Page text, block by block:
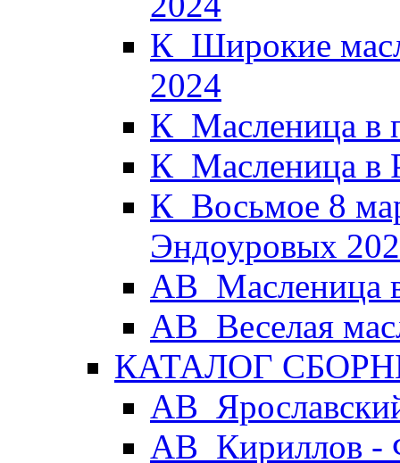
К_Широкие
2024
К_Масленица в
К_Масленица в
К_Восьмое 8
Эндоуровых
АВ_Масленица
АВ_Веселая
КАТАЛОГ
АВ_Кириллов -